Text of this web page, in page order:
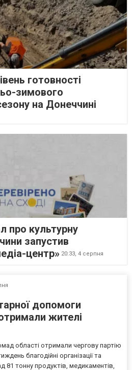
готовності
зимового
на Донеччині
про культурну
запустив
центр» 20:33, 4 серпня
допомоги
жителі
області отримали чергову партію
благодійні організації та
81 тонну продуктів, медикаментів,